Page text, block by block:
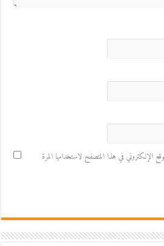
الإلكتروني في هذا المتصفح لاستخدامها المرة